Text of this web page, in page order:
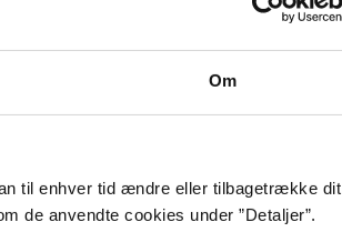
Om
til enhver tid ændre eller tilbagetrække dit
de anvendte cookies under ”Detaljer”.